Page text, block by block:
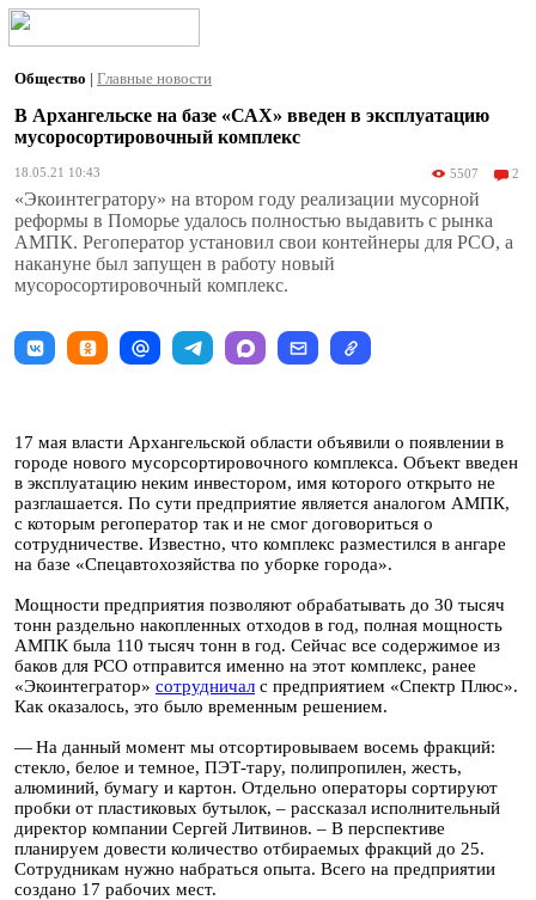
Общество | Главные новости
В Архангельске на базе «САХ» введен в эксплуатацию
мусоросортировочный комплекс
18.05.21 10:43 5507 2
«Экоинтегратору» на втором году реализации мусорной
реформы в Поморье удалось полностью выдавить с рынка
АМПК. Регоператор установил свои контейнеры для РСО, а
накануне был запущен в работу новый
мусоросортировочный комплекс.
17 мая власти Архангельской области объявили о появлении в
городе нового мусорсортировочного комплекса. Объект введен
в эксплуатацию неким инвестором, имя которого открыто не
разглашается. По сути предприятие является аналогом АМПК,
с которым регоператор так и не смог договориться о
сотрудничестве. Известно, что комплекс разместился в ангаре
на базе «Спецавтохозяйства по уборке города».
Мощности предприятия позволяют обрабатывать до 30 тысяч
тонн раздельно накопленных отходов в год, полная мощность
АМПК была 110 тысяч тонн в год. Сейчас все содержимое из
баков для РСО отправится именно на этот комплекс, ранее
«Экоинтегратор» сотрудничал с предприятием «Спектр Плюс».
Как оказалось, это было временным решением.
— На данный момент мы отсортировываем восемь фракций:
стекло, белое и темное, ПЭТ-тару, полипропилен, жесть,
алюминий, бумагу и картон. Отдельно операторы сортируют
пробки от пластиковых бутылок, – рассказал исполнительный
директор компании Сергей Литвинов. – В перспективе
планируем довести количество отбираемых фракций до 25.
Сотрудникам нужно набраться опыта. Всего на предприятии
создано 17 рабочих мест.